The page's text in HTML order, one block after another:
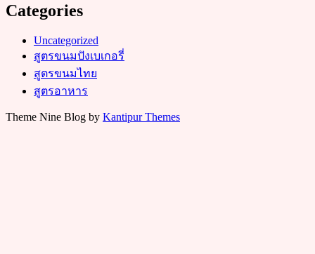
Categories
Uncategorized
สูตรขนมปังเบเกอรี่
สูตรขนมไทย
สูตรอาหาร
Theme Nine Blog by Kantipur Themes